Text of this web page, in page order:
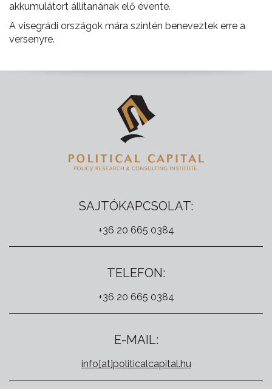
akkumulátort állítanának elő évente.
A visegrádi országok mára szintén beneveztek erre a
versenyre.
SAJTÓKAPCSOLAT:
+36 20 665 0384
TELEFON:
+36 20 665 0384
E-MAIL:
info[at]politicalcapital.hu